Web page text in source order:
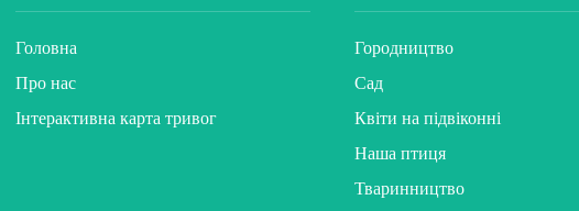
Головна
Про нас
Інтерактивна карта тривог
Городництво
Сад
Квіти на підвіконні
Наша птиця
Тваринництво